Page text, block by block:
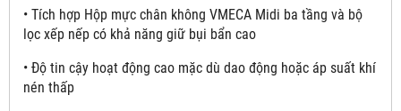
• Tích hợp Hộp mực chân không VMECA Midi ba tầng và bộ
lọc xếp nếp có khả năng giữ bụi bẩn cao
• Độ tin cậy hoạt động cao mặc dù dao động hoặc áp suất khí
nén thấp